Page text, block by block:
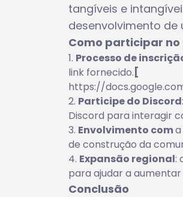
tangíveis e
desenvolvimento de
Como participar
Processo de
link fornecido. [
https://
Participe do Discord
Discord para interagir
Envolvimento com
de construção da
Expansão regional:
para ajudar a
Conclusão